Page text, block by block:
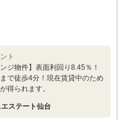
ト
ジ物件】表面利回り8.45％！
で徒歩4分！現在賃貸中のため
得られます。
ステート仙台